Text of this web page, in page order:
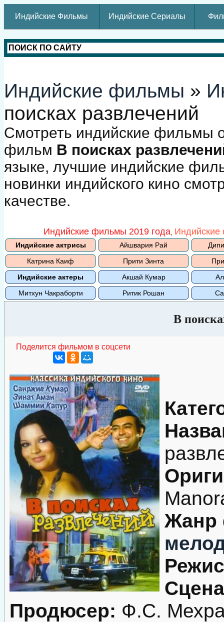
Индийские Фильмы Индийские Сериалы
Индийские фильмы »
поисках развлечений
Смотреть индийские фильмы
фильм В поисках
языке, лучшие индийские
новинки индийского кино
качестве.
Индийские фильмы 2019 года,
Индийские актрисы Айшвария Рай
Катрина Каиф
Прити Зинта
Индийские актеры
Акшай Кумар
Митхун Чакраборти
Ритик Рошан
В
Поделится фильмом в соцсети
Жанр
Продюсер: Ф.С.